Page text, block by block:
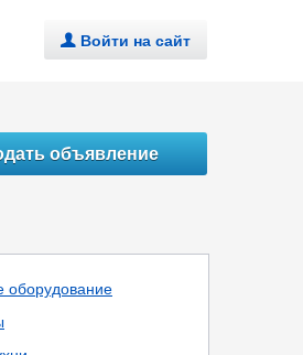
. Войти на сайт
объявление
оборудование